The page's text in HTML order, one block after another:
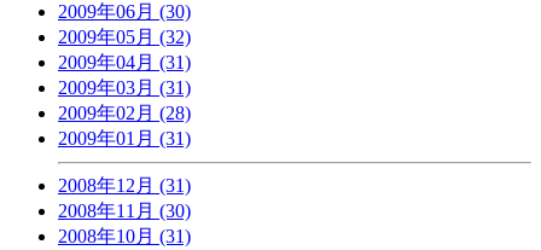
2009年06月 (30)
2009年05月 (32)
2009年04月 (31)
2009年03月 (31)
2009年02月 (28)
2009年01月 (31)
2008年12月 (31)
2008年11月 (30)
2008年10月 (31)